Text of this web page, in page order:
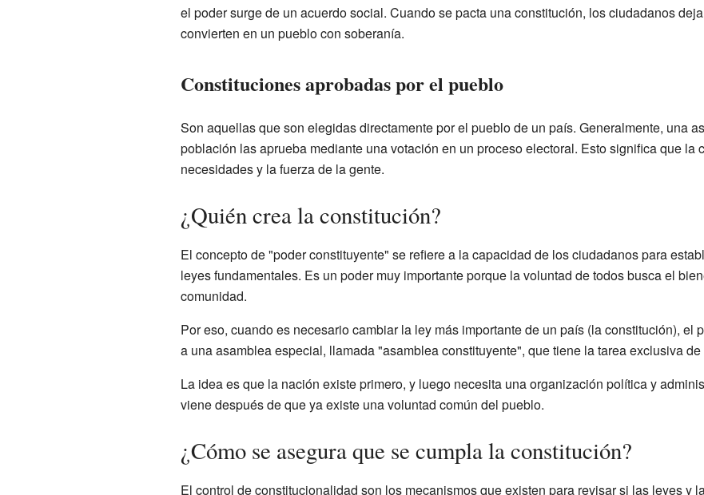
el poder surge de un acuerdo social. Cuando se pacta una constitución, los ciudadanos
convierten en un pueblo con soberanía.
Constituciones aprobadas por el pueblo
Son aquellas que son elegidas directamente por el pueblo de un país. Generalmente, una
población las aprueba mediante una votación en un proceso electoral. Esto significa que la
necesidades y la fuerza de la gente.
¿Quién crea la constitución?
El concepto de "poder constituyente" se refiere a la capacidad de los ciudadanos para
leyes fundamentales. Es un poder muy importante porque la voluntad de todos busca el
comunidad.
Por eso, cuando es necesario cambiar la ley más importante de un país (la constitución), el
a una asamblea especial, llamada "asamblea constituyente", que tiene la tarea exclusiva
La idea es que la nación existe primero, y luego necesita una organización política y
viene después de que ya existe una voluntad común del pueblo.
¿Cómo se asegura que se cumpla la constitución?
El control de constitucionalidad son los mecanismos que existen para revisar si las leyes y